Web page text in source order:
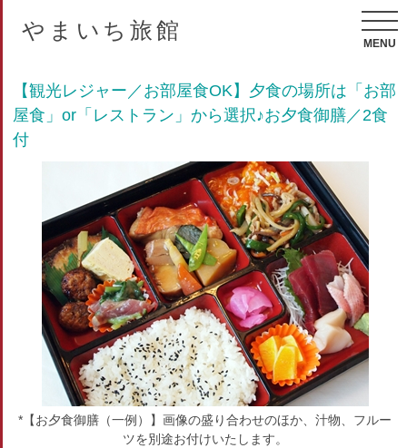
やまいち旅館
MENU
【観光レジャー／お部屋食OK】夕食の場所は「お部
屋食」or「レストラン」から選択♪お夕食御膳／2食
付
*【お夕食御膳（一例）】画像の盛り合わせのほか、汁物、フルー
ツを別途お付けいたします。